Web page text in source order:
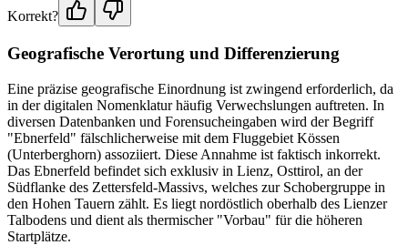
Korrekt?
Geografische Verortung und Differenzierung
Eine präzise geografische Einordnung ist zwingend erforderlich, da
in der digitalen Nomenklatur häufig Verwechslungen auftreten. In
diversen Datenbanken und Forensucheingaben wird der Begriff
"Ebnerfeld" fälschlicherweise mit dem Fluggebiet Kössen
(Unterberghorn) assoziiert. Diese Annahme ist faktisch inkorrekt.
Das Ebnerfeld befindet sich exklusiv in Lienz, Osttirol, an der
Südflanke des Zettersfeld-Massivs, welches zur Schobergruppe in
den Hohen Tauern zählt. Es liegt nordöstlich oberhalb des Lienzer
Talbodens und dient als thermischer "Vorbau" für die höheren
Startplätze.